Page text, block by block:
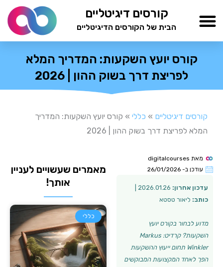
לתוכן
קורסים דיגיטליים
הבית של הקורסים הדיגיטליים
קורס יועץ השקעות: המדריך המלא
לפריצת דרך בשוק ההון | 2026
קורסים דיגיטליים » כללי » קורס יועץ השקעות: המדריך
המלא לפריצת דרך בשוק ההון | 2026
מאת
עודכן ב- 26/01/2026
עדכון אחרון:
כותב: ליאור טסטא
מדוע לבחור בקורס יועץ
השקעות? קרדיט: Markus
Winkler תחום ייעוץ ההשקעות
הפך לאחד המקצועות המבוקשים
מאמרים שעשויים לעניין
אותך!
כללי